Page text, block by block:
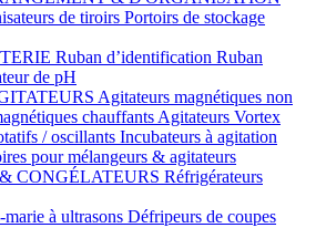
de tiroirs Portoirs de stockage
Ruban d’identification Ruban
de pH
Agitateurs magnétiques non
chauffants Agitateurs Vortex
/ oscillants Incubateurs à agitation
pour mélangeurs & agitateurs
CONGÉLATEURS Réfrigérateurs
marie à ultrasons Défripeurs de coupes